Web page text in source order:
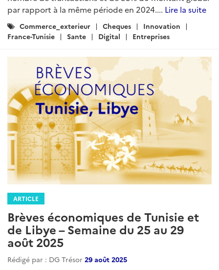
par rapport à la même période en 2024.... Lire la suite
Catégories
:
Commerce_exterieur Cheques
Innovation
France-Tunisie
Sante Digital Entreprises
ARTICLE
Brèves économiques de Tunisie et
de Libye – Semaine du 25 au 29
août 2025
Rédigé par : DG Trésor 29 août 2025